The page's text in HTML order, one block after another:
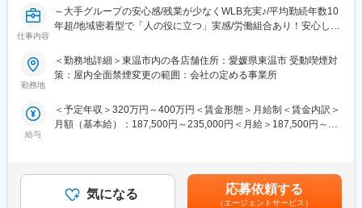
・平均勤続年数：10.9年
・月平均残業時間：8.7時間
変更の範囲：会社の定める業務
◎将来的には店長として、店舗・人・地域をまとめる立場を目指
せる
です。
■現場から店舗運営まで段階的に成長できる環境：
レジ・商品管理などの基礎業務からスタートし、将来的には店長
地域のお客様との距離が近く、日々の接客や相談対応を通じて、
信頼される存在として働けます。
仕事内容
～大手グループの安心感/残業が少なくWLB充実♪/平均勤続年数10
年超/地域密着型で「人の役に立つ」実感/労働組合あり！安心して
■仕事内容：
まずは、レジ業務や商品管理などの基礎業務からスタートし、店
舗運営の基本を学んでいただきます。
・商品陳列・売場づくり
・発注・在庫管理
勤務地
＜勤務地詳細＞東温市内の各店舗住所：愛媛県東温市 受動喫煙対
策：屋内全面禁煙変更の範囲：会社の定める事業所
給与
＜予定年収＞320万円～400万円＜賃金形態＞月給制＜賃金内訳＞
月額（基本給）：187,500円～235,000円＜月給＞187,500円～
可能性があります。月給(月額)は固定手当を含めた表記です。
気になる 応募依頼する
（エージェントサービス）